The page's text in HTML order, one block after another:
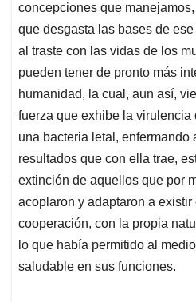
concepciones que
que desgasta las bases de
al traste con las vidas de los
pueden tener de pronto más
humanidad, la cual, aun así,
fuerza que exhibe la virulencia
una bacteria letal, enfermando
resultados que con ella trae,
extinción de aquellos que por
acoplaron y adaptaron a
cooperación, con la propia
lo que había permitido al
saludable en sus funciones.